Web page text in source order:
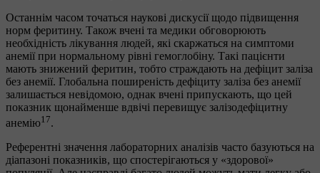
Останнім часом точаться наукові дискусії щодо підвищення
норм феритину. Також вчені та медики обговорюють
необхідність лікування людей, які скаржаться на симптоми
анемії при нормальному рівні гемоглобіну. Такі пацієнти
мають знижений феритин, тобто страждають на дефіцит заліза
без анемії. Глобальна поширеність дефіциту заліза без анемії
залишається невідомою, однак вчені припускають, що цей
показник щонайменше вдвічі перевищує залізодефіцитну
анемію17.
Референтні значення лабораторних аналізів часто базуються на
діапазоні показників, що спостерігаються у «здорової»